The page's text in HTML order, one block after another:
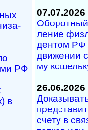
РФ
в
07.07.2026
ле­ние
ден­том РФ
дви­же­нии
му
26.06.2026
сче­ту в